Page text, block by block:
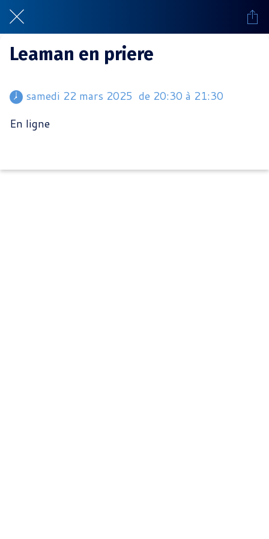
Leaman en priere
samedi 22 mars 2025  de 20:30 à 21:30
En ligne